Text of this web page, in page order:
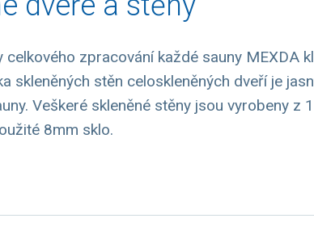
celkového zpracování každé sauny MEXDA
skleněných stěn celoskleněných dveří je
Veškeré skleněné stěny jsou vyrobeny z
8mm sklo.